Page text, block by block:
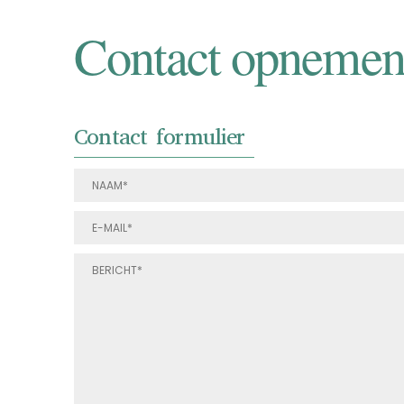
Contact opnemen
Contact formulier